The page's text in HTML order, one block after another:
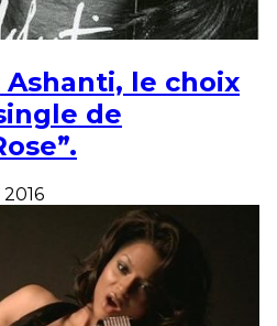
Ashanti, le choix
de